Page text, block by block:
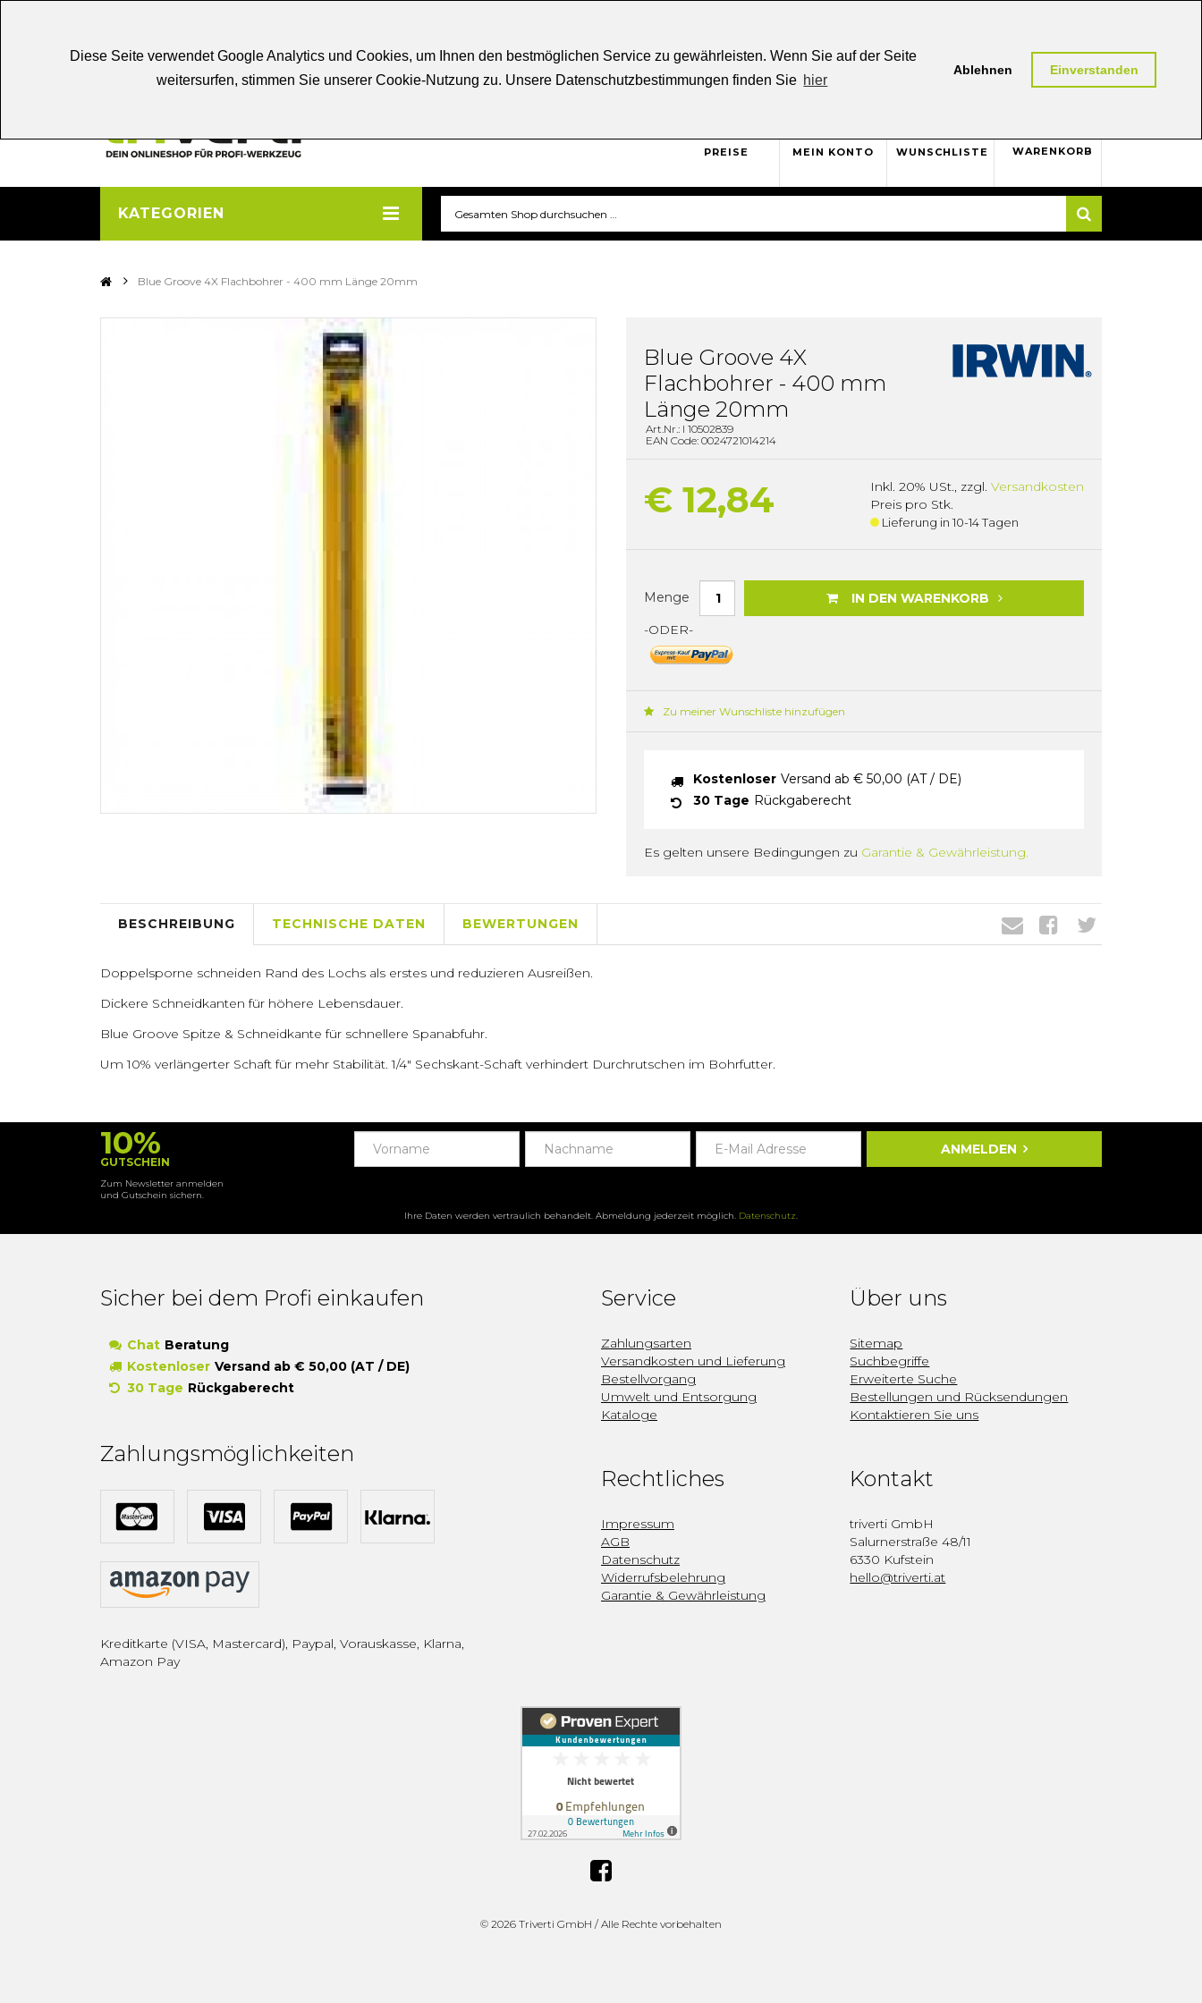
Diese Seite verwendet Google Analytics und Cookies, um Ihnen den bestmöglichen Service zu gewährleisten. Wenn Sie auf der Seite
weitersurfen, stimmen Sie unserer Cookie-Nutzung zu. Unsere Datenschutzbestimmungen finden Sie hier
Ablehnen Einverstanden
Rückgaberecht
PREISE MEIN KONTO WUNSCHLISTE WARENKORB
0
KATEGORIEN
> Blue Groove 4X Flachbohrer - 400 mm Länge 20mm
Blue Groove 4X
Flachbohrer - 400 mm
Länge 20mm
Art.Nr.: I 10502839
EAN Code: 0024721014214
€ 12,84 Inkl. 20% USt., zzgl. Versandkosten
Preis pro Stk.
Lieferung in 10-14 Tagen
Menge
IN DEN WARENKORB
-ODER-
Zu meiner Wunschliste hinzufügen
Kostenloser Versand ab € 50,00 (AT / DE)
30 Tage Rückgaberecht
Es gelten unsere Bedingungen zu Garantie & Gewährleistung.
BESCHREIBUNG TECHNISCHE DATEN BEWERTUNGEN
Doppelsporne schneiden Rand des Lochs als erstes und reduzieren Ausreißen.
Dickere Schneidkanten für höhere Lebensdauer.
Blue Groove Spitze & Schneidkante für schnellere Spanabfuhr.
Um 10% verlängerter Schaft für mehr Stabilität. 1/4" Sechskant-Schaft verhindert Durchrutschen im Bohrfutter.
10%
GUTSCHEIN
Zum Newsletter anmelden
und Gutschein sichern.
ANMELDEN
Ihre Daten werden vertraulich behandelt. Abmeldung jederzeit möglich. Datenschutz.
Sicher bei dem Profi einkaufen
Chat Beratung
Kostenloser Versand ab € 50,00 (AT / DE)
30 Tage Rückgaberecht
Zahlungsmöglichkeiten
Kreditkarte (VISA, Mastercard), Paypal, Vorauskasse, Klarna,
Amazon Pay
Service
Zahlungsarten
Versandkosten und Lieferung
Bestellvorgang
Umwelt und Entsorgung
Kataloge
Über uns
Sitemap
Suchbegriffe
Erweiterte Suche
Bestellungen und Rücksendungen
Kontaktieren Sie uns
Rechtliches
Impressum
AGB
Datenschutz
Widerrufsbelehrung
Garantie & Gewährleistung
Kontakt
triverti GmbH
Salurnerstraße 48/11
6330 Kufstein
hello@triverti.at
© 2026 Triverti GmbH / Alle Rechte vorbehalten